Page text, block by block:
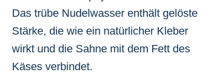
Das trübe Nudelwasser enthält gelöste
Stärke, die wie ein natürlicher Kleber
wirkt und die Sahne mit dem Fett des
Käses verbindet.